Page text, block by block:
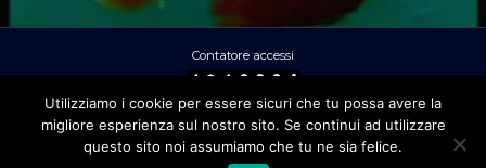
Contatore accessi
Ral Srl - Via Clitunno 2 – 00198 ROMA
Utilizziamo i cookie per essere sicuri che tu possa avere la
migliore esperienza sul nostro sito. Se continui ad utilizzare
questo sito noi assumiamo che tu ne sia felice.